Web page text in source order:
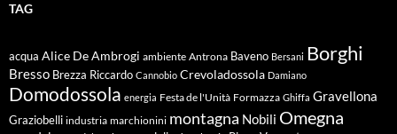
TAG
acqua Alice De Ambrogi ambiente Antrona Baveno Bersani Borghi
Bresso Brezza Riccardo Cannobio Crevoladossola Damiano
Domodossola energia Festa de l'Unità Formazza Ghiffa Gravellona
Graziobelli industria marchionini montagna Nobili Omegna